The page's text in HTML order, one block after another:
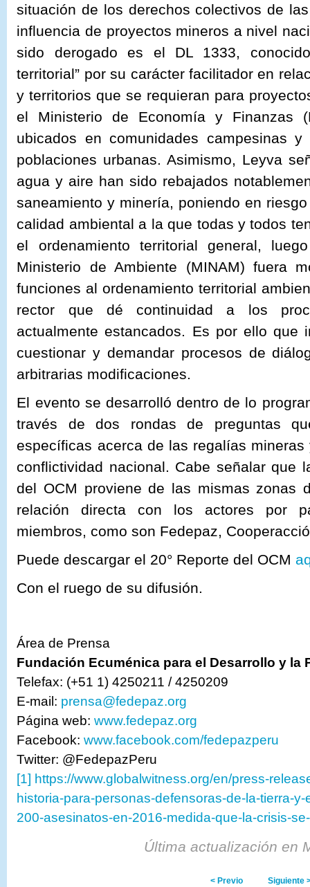
situación de los derechos colectivos de
influencia de proyectos mineros a nivel
sido derogado es el DL 1333,
territorial” por su carácter facilitador en
y territorios que se requieran para
el Ministerio de Economía y Finanzas
ubicados en comunidades campesinas
poblaciones urbanas. Asimismo, Leyva
agua y aire han sido rebajados
saneamiento y minería, poniendo en
calidad ambiental a la que todas y todos
el ordenamiento territorial general,
Ministerio de Ambiente (MINAM) fuera
funciones al ordenamiento territorial
rector que dé continuidad a los
actualmente estancados. Es por ello que
cuestionar y demandar procesos de
arbitrarias modificaciones.
El evento se desarrolló dentro de lo
través de dos rondas de preguntas
específicas acerca de las regalías
conflictividad nacional. Cabe señalar que
del OCM proviene de las mismas zonas
relación directa con los actores por
miembros, como son Fedepaz,
Puede descargar el 20° Reporte del OCM
Con el ruego de su difusión.
Área de Prensa
Fundación Ecuménica para el Desarrollo y la
Telefax: (+51 1) 4250211 / 4250209
E-mail: prensa@fedepaz.org
Página web:www.fedepaz.org
Facebook:www.facebook.com/fedepazperu
Twitter: @FedepazPeru
[1] https://www.globalwitness.org/en/press-
historia-para-personas-defensoras-de-la-tierra-
200-asesinatos-en-2016-medida-que-la-crisis-
Última actualización en
< Previo Siguiente